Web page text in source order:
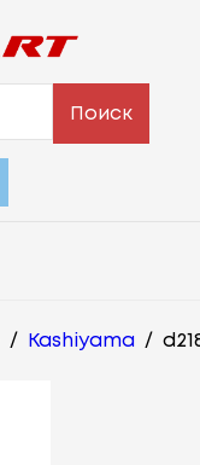
Поиск
/ Kashiyama /